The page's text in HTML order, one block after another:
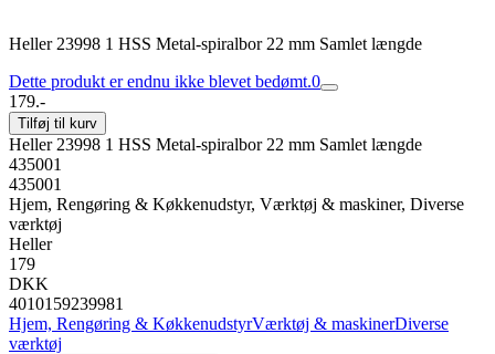
Heller 23998 1 HSS Metal-spiralbor 22 mm Samlet længde
Dette produkt er endnu ikke blevet bedømt.0
179.-
Tilføj til kurv
Heller 23998 1 HSS Metal-spiralbor 22 mm Samlet længde
435001
435001
Hjem, Rengøring & Køkkenudstyr, Værktøj & maskiner, Diverse
værktøj
Heller
179
DKK
4010159239981
Hjem, Rengøring & KøkkenudstyrVærktøj & maskinerDiverse
værktøj